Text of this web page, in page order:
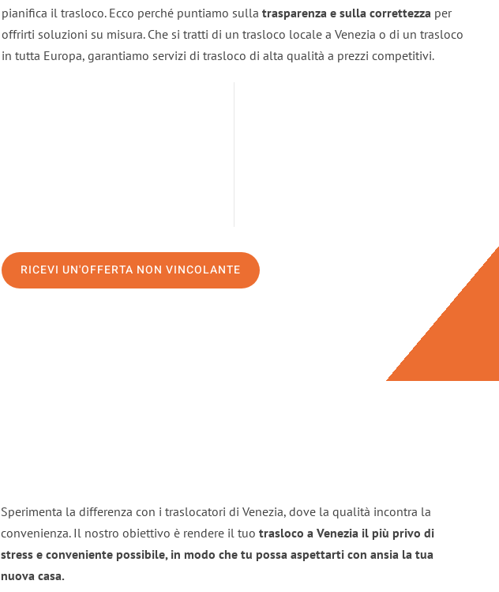
pianifica il trasloco. Ecco perché puntiamo sulla trasparenza e sulla correttezza per
offrirti soluzioni su misura. Che si tratti di un trasloco locale a Venezia o di un trasloco
in tutta Europa, garantiamo servizi di trasloco di alta qualità a prezzi competitivi.
RICEVI UN'OFFERTA NON VINCOLANTE
Sperimenta la differenza con i traslocatori di Venezia, dove la qualità incontra la
convenienza. Il nostro obiettivo è rendere il tuo trasloco a Venezia il più privo di
stress e conveniente possibile, in modo che tu possa aspettarti con ansia la tua
nuova casa.